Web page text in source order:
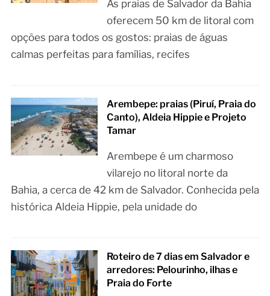
As praias de Salvador da Bahia
oferecem 50 km de litoral com
opções para todos os gostos: praias de águas
calmas perfeitas para famílias, recifes
Arembepe: praias (Piruí, Praia do
Canto), Aldeia Hippie e Projeto
Tamar
Arembepe é um charmoso
vilarejo no litoral norte da
Bahia, a cerca de 42 km de Salvador. Conhecida pela
histórica Aldeia Hippie, pela unidade do
Roteiro de 7 dias em Salvador e
arredores: Pelourinho, ilhas e
Praia do Forte